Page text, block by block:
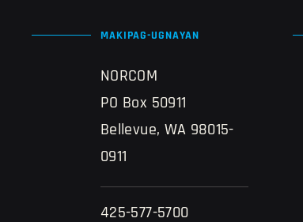
MAKIPAG-UGNAYAN
NORCOM
PO Box 50911
Bellevue, WA 98015-
0911
425-577-5700